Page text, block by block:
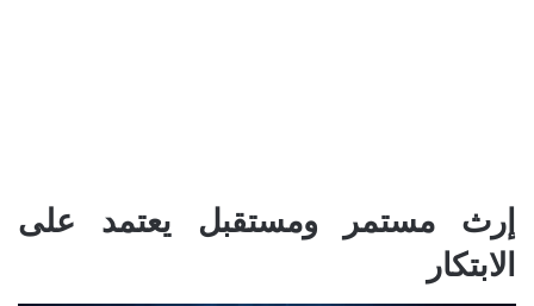
إرث مستمر ومستقبل يعتمد على
الابتكار